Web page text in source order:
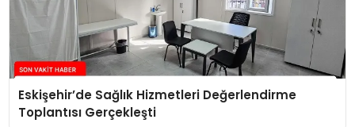
Eskişehir’de Sağlık Hizmetleri Değerlendirme
Toplantısı Gerçekleşti